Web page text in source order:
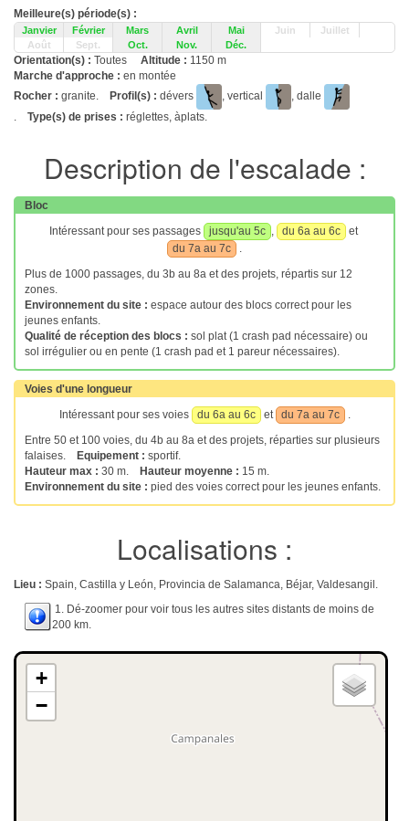
Meilleure(s) période(s) :
Janvier Février Mars Avril Mai Juin
Juillet
Août
Sept. Oct. Nov. Déc.
Orientation(s) : Toutes Altitude : 1150 m
Marche d'approche : en montée
Rocher : granite. Profil(s) : dévers , vertical
, dalle
. Type(s) de prises : réglettes, àplats.
Description de l'escalade :
Bloc
Intéressant pour ses passages
jusqu'au 5c , du 6a au 6c
et
du 7a au 7c
.
Plus de 1000 passages, du 3b au 8a et des projets, répartis sur 12
zones.
Environnement du site : espace autour des blocs correct pour les
jeunes enfants.
Qualité de réception des blocs : sol plat (1 crash pad nécessaire) ou
sol irrégulier ou en pente (1 crash pad et 1 pareur nécessaires).
Voies d'une longueur
Intéressant pour ses voies
du 6a au 6c et du 7a au 7c
.
Entre 50 et 100 voies, du 4b au 8a et des projets, réparties sur plusieurs
falaises.
Equipement : sportif.
Hauteur max : 30 m. Hauteur moyenne : 15 m.
Environnement du site : pied des voies correct pour les jeunes enfants.
Localisations :
Lieu : Spain, Castilla y León, Provincia de Salamanca, Béjar, Valdesangil.
1. Dé-zoomer pour voir tous les autres sites distants de moins de
200 km.
+
−